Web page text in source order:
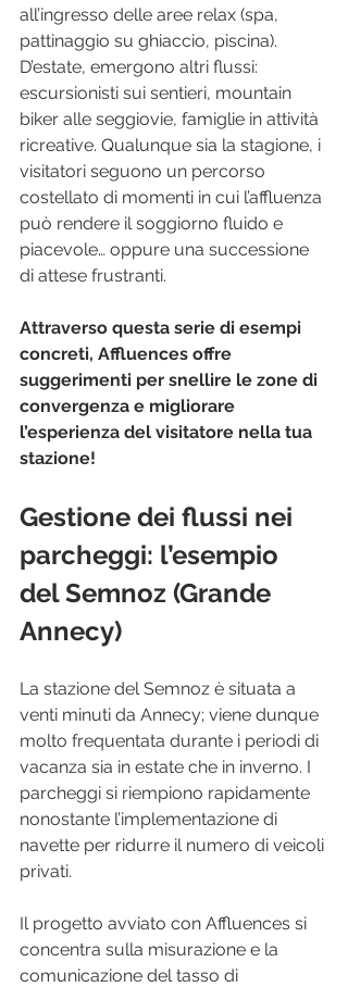
all’ingresso delle aree relax (spa,
pattinaggio su ghiaccio, piscina).
D’estate, emergono altri flussi:
escursionisti sui sentieri, mountain
biker alle seggiovie, famiglie in attività
ricreative. Qualunque sia la stagione, i
visitatori seguono un percorso
costellato di momenti in cui l’affluenza
può rendere il soggiorno fluido e
piacevole… oppure una successione
di attese frustranti.
Attraverso questa serie di esempi
concreti, Affluences offre
suggerimenti per snellire le zone di
convergenza e migliorare
l’esperienza del visitatore nella tua
stazione!
Gestione dei flussi nei
parcheggi: l’esempio
del Semnoz (Grande
Annecy)
La stazione del Semnoz è situata a
venti minuti da Annecy; viene dunque
molto frequentata durante i periodi di
vacanza sia in estate che in inverno. I
parcheggi si riempiono rapidamente
nonostante l’implementazione di
navette per ridurre il numero di veicoli
privati.
Il progetto avviato con Affluences si
concentra sulla misurazione e la
comunicazione del tasso di